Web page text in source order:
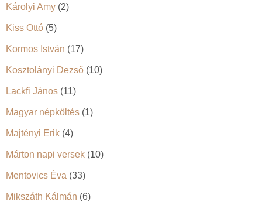
Károlyi Amy (2)
Kiss Ottó (5)
Kormos István (17)
Kosztolányi Dezső (10)
Lackfi János (11)
Magyar népköltés (1)
Majtényi Erik (4)
Márton napi versek (10)
Mentovics Éva (33)
Mikszáth Kálmán (6)